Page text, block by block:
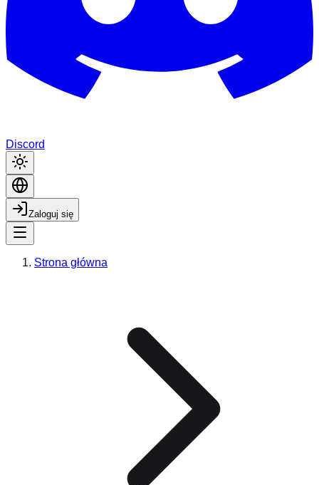
Discord
Zaloguj się
Strona główna